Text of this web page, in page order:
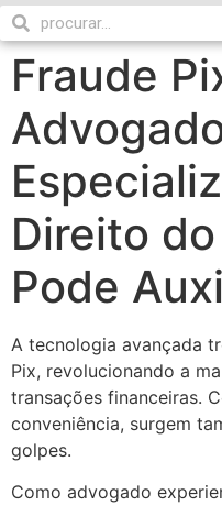
Fraude
Direito
Pode
A tecnologia avançada
Pix, revolucionando a
transações financeiras.
conveniência, surgem
golpes.
Como advogado